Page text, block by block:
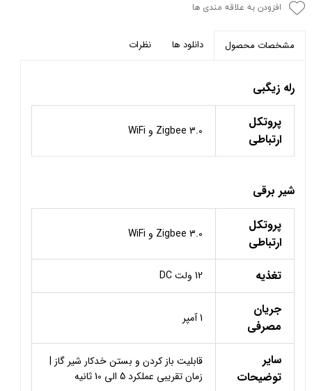
افزودن به علاقه مندی ها
مشخصات محصول دانلود ها نظرات
رله زیگبی
پروتکل
ارتباطی
Zigbee 3.0 و WiFi
شیر برقی
پروتکل
ارتباطی
Zigbee 3.0 و WiFi
تغذیه 12 ولت DC
جریان
مصرفی
1 آمپر
سایر
توضیحات
قابلیت باز کردن و بستن خدکار شیر گاز |
زمان تقریبی عملکرد 5 الی 10 ثانیه